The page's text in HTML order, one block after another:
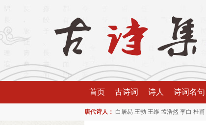
首页 古诗词 诗人 诗词名句
唐代诗人： 白居易 王勃 王维 孟浩然 李白 杜甫